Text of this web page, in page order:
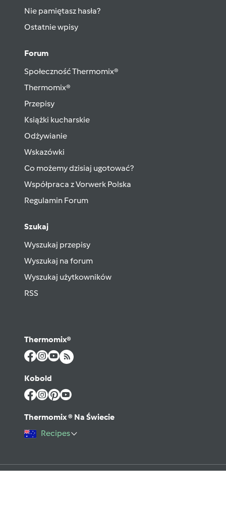
Nie pamiętasz hasła?
Ostatnie wpisy
Forum
Społeczność Thermomix®
Thermomix®
Przepisy
Książki kucharskie
Odżywianie
Wskazówki
Co możemy dzisiaj ugotować?
Współpraca z Vorwerk Polska
Regulamin Forum
Szukaj
Wyszukaj przepisy
Wyszukaj na forum
Wyszukaj użytkowników
RSS
Thermomix®
Kobold
Thermomix ® Na Świecie
Recipes